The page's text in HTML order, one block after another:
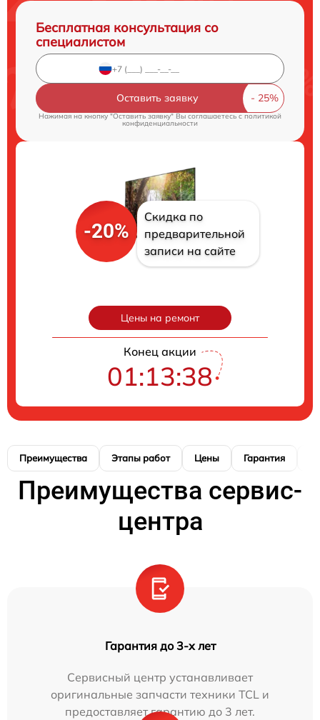
Бесплатная консультация со
специалистом
Оставить заявку
Нажимая на кнопку "Оставить заявку" Вы соглашаетесь cполитикой
конфиденциальности
-20%
Скидка по
предварительной
записи на сайте
Цены на ремонт
Конец акции
01:13:37
Преимущества Этапы работ Цены Гарантия
Преимущества сервис-
центра
Гарантия до 3-х лет
Сервисный центр устанавливает
оригинальные запчасти техники TCL и
предоставляет гарантию до 3 лет.